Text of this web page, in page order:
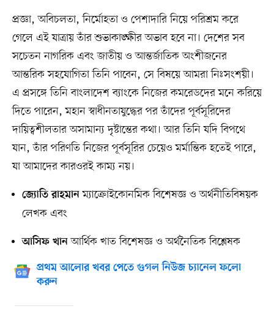
প্রজ্ঞা, অবিচলতা, নির্মোহতা ও পেশাদারি নিয়ে পরিশ্রম করে
গেলে এই যাত্রায় তাঁর শুভাকাঙ্ক্ষীর অভাব হবে না। দেশের সব
সচেতন নাগরিক এবং জাতীয় ও আন্তর্জাতিক অংশীজনের
আন্তরিক সহযোগিতা তিনি পাবেন, সে বিষয়ে আমরা নিঃসংশয়ী।
এ প্রসঙ্গে তিনি বাংলাদেশ ব্যাংকে নিজের কমরেডদের মনে করিয়ে
দিতে পারেন, মহান স্বাধীনতাযুদ্ধের পর তাঁদের পূর্বসূরিদের
দায়িত্বশীলতার অসামান্য দৃষ্টান্তের কথা। আর তিনি যদি বিপথে
যান, তাঁর পরিণতি নিজের পূর্বসূরির চেয়েও মর্মান্তিক হতেই পারে,
যা আমাদের কারওরই কাম্য নয়।
জ্যোতি রাহমানম্যাক্রোইকোনমিক বিশেষজ্ঞ ও অর্থনীতিবিষয়ক
লেখক এবং
আসিফ খানআর্থিক খাত বিশেষজ্ঞ ও অর্থনৈতিক বিশ্লেষক
প্রথম আলোর খবর পেতে গুগল নিউজ চ্যানেল ফলো
করুন